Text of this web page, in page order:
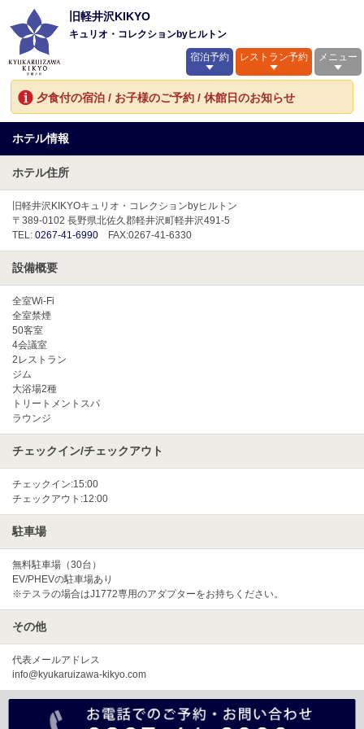
旧軽井沢KIKYO
キュリオ・コレクションbyヒルトン
宿泊予約
レストラン予約 メニュー
夕食付の宿泊 / お子様のご予約 / 休館日のお知らせ
ホテル情報
ホテル住所
旧軽井沢KIKYOキュリオ・コレクションbyヒルトン
〒389-0102 長野県北佐久郡軽井沢町軽井沢491-5
TEL: 0267-41-6990 FAX:0267-41-6330
設備概要
全室Wi-Fi
全室禁煙
50客室
4会議室
2レストラン
ジム
大浴場2種
トリートメントスパ
ラウンジ
チェックイン/チェックアウト
チェックイン:15:00
チェックアウト:12:00
駐車場
無料駐車場（30台）
EV/PHEVの駐車場あり
※テスラの場合はJ1772専用のアダプターをお持ちください。
その他
代表メールアドレス
info@kyukaruizawa-kikyo.com